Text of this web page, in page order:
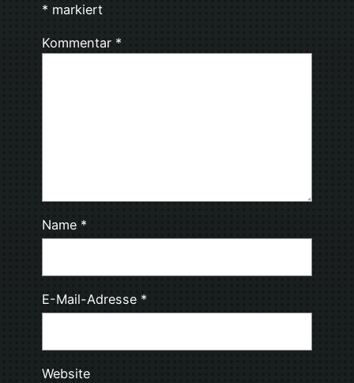
* markiert
Kommentar *
Name *
E-Mail-Adresse *
Website